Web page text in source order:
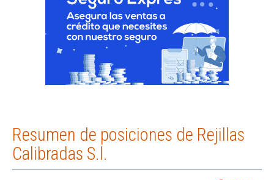
Resumen de posiciones de Rejillas
Calibradas S.l.